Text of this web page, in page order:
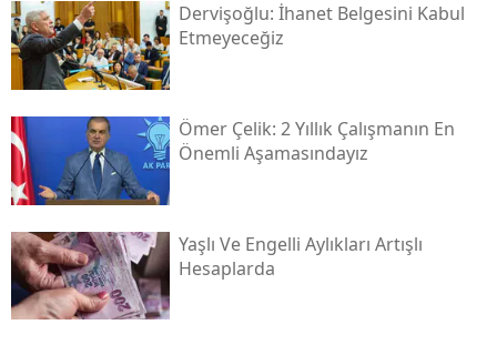
Dervişoğlu: İhanet Belgesini Kabul
Etmeyeceğiz
Ömer Çelik: 2 Yıllık Çalışmanın En
Önemli Aşamasındayız
Yaşlı Ve Engelli Aylıkları Artışlı
Hesaplarda